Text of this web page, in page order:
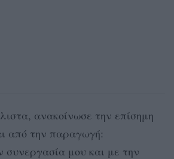
ανακοίνωσε την επίσημη
από την παραγωγή:
μου και με την